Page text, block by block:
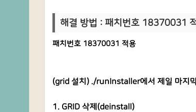
해결 방법 : 패치번호 18370031
패치번호 18370031 적용
(grid 설치) ./runInstaller에서 제일 마지
1. GRID 삭제(deinstall)